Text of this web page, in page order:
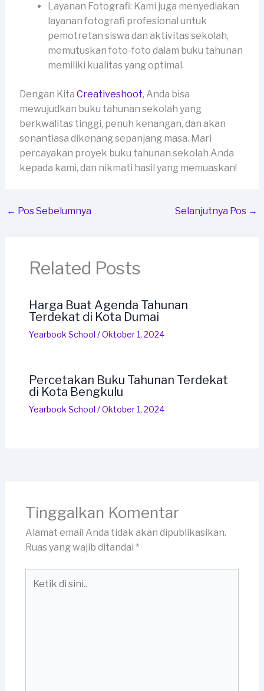
Layanan Fotografi: Kami juga menyediakan
layanan fotografi profesional untuk
pemotretan siswa dan aktivitas sekolah,
memutuskan foto-foto dalam buku tahunan
memiliki kualitas yang optimal.
Dengan Kita Creativeshoot, Anda bisa
mewujudkan buku tahunan sekolah yang
berkwalitas tinggi, penuh kenangan, dan akan
senantiasa dikenang sepanjang masa. Mari
percayakan proyek buku tahunan sekolah Anda
kepada kami, dan nikmati hasil yang memuaskan!
← Pos Sebelumnya Selanjutnya Pos →
Related Posts
Harga Buat Agenda Tahunan
Terdekat di Kota Dumai
Yearbook School /Oktober 1, 2024
Percetakan Buku Tahunan Terdekat
di Kota Bengkulu
Yearbook School /Oktober 1, 2024
Tinggalkan Komentar
Alamat email Anda tidak akan dipublikasikan.
Ruas yang wajib ditandai *